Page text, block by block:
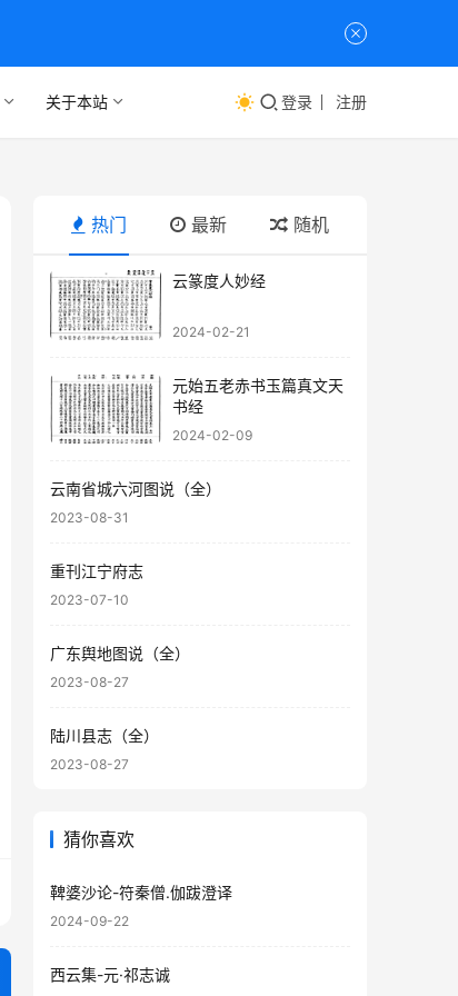
关于本站 登录 注册
热门 最新 随机
云篆度人妙经
2024-02-21
元始五老赤书玉篇真文天
书经
2024-02-09
云南省城六河图说（全）
2023-08-31
重刊江宁府志
2023-07-10
广东舆地图说（全）
2023-08-27
陆川县志（全）
2023-08-27
猜你喜欢
鞞婆沙论-符秦僧.伽跋澄译
2024-09-22
西云集-元·祁志诚